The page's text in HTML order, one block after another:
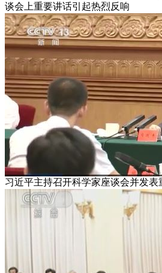
谈会上重要讲话引起热烈反响
习近平主持召开科学家座谈会并发表